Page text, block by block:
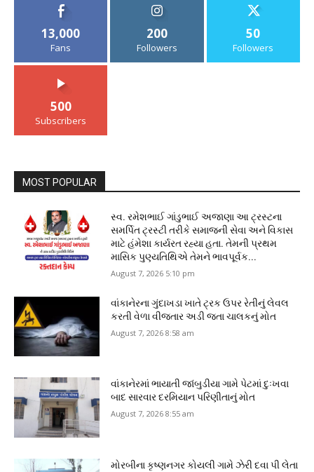
13,000
Fans
200
Followers
50
Followers
500
Subscribers
MOST POPULAR
સ્વ. રમેશભાઈ ગાંડુભાઈ અજાણા આ ટ્રસ્ટના
સમર્પિત ટ્રસ્ટી તરીકે સમાજની સેવા અને વિકાસ
માટે હંમેશા કાર્યરત રહ્યા હતા. તેમની પ્રથમ
માસિક પુણ્યતિથિએ તેમને ભાવપૂર્વક...
August 7, 2026 5:10 pm
વાંકાનેરના ગુંદાખડા ખાતે ટ્રક ઉપર રેતીનું લેવલ
કરતી વેળા વીજતાર અડી જતા ચાલકનું મોત
August 7, 2026 8:58 am
વાંકાનેરમાં ભાયાતી જાંબુડીયા ગામે પેટમાં દુઃખવા
બાદ સારવાર દરમિયાન પરિણીતાનું મોત
August 7, 2026 8:55 am
મોરબીના કૃષ્ણનગર કોયલી ગામે ઝેરી દવા પી લેતા